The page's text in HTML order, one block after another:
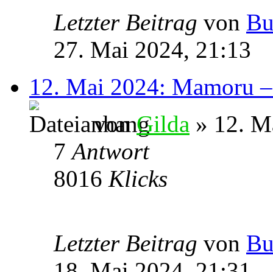
Letzter Beitrag von
27. Mai 2024, 21:13
12. Mai 2024: Mamoru
vonGilda » 12.
7Antwort
8016 Klicks
Letzter Beitrag von